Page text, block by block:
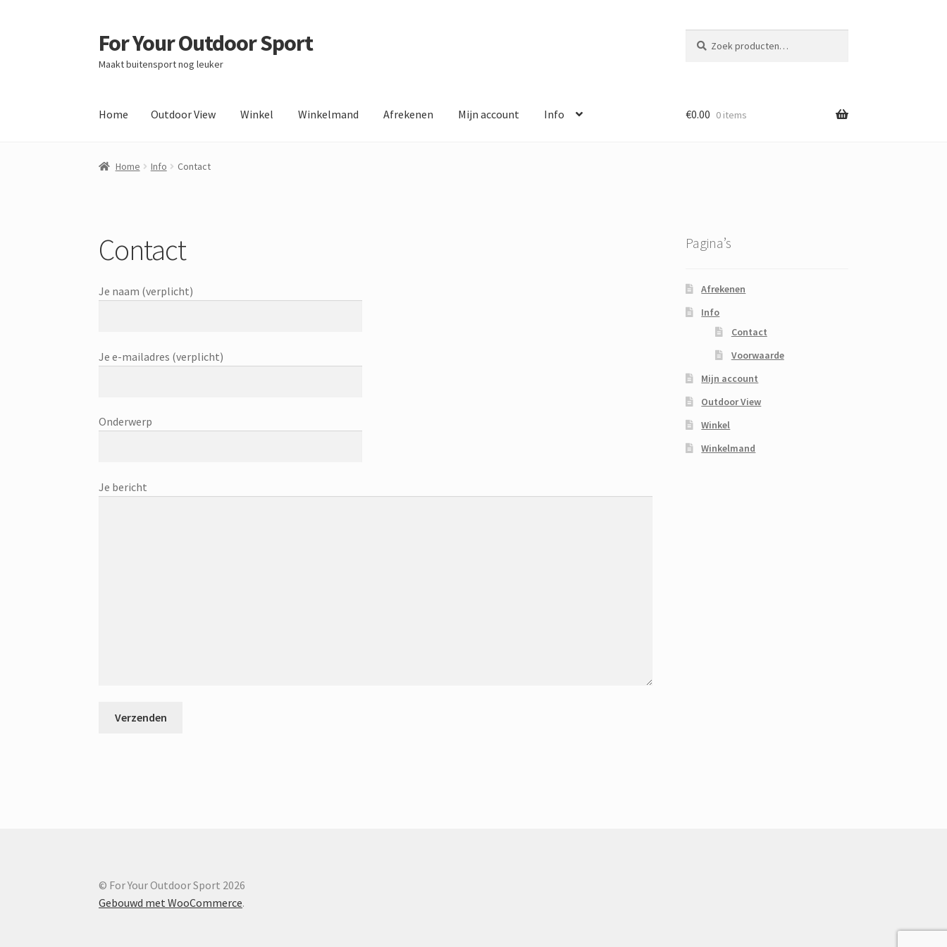
Ga
door
naar
Ga
naar
de
For Your Outdoor Sport
Maakt buitensport nog leuker
naar:
Home Outdoor View Winkel Winkelmand Afrekenen Mijn account Info
Home Outdoor View Winkel
€0.00 0 items
Home Info Contact
Contact
Je naam (verplicht)
Je e-mailadres (verplicht)
Onderwerp
Je bericht
Pagina’s
Afrekenen
Info
Contact
Voorwaarde
Mijn account
Outdoor View
Winkel
Winkelmand
© For Your Outdoor Sport 2026
Gebouwd met WooCommerce.